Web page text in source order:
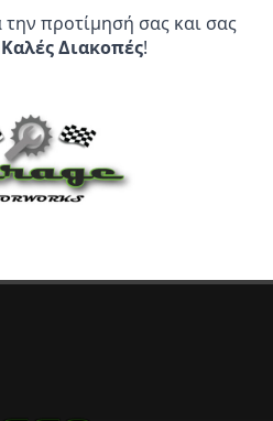
Point:
| ΑΝΑΚΑΛΥΨΤΕ
την προτίμησή σας και σας
Καλές Διακοπές!